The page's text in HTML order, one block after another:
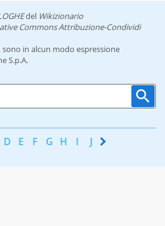
del Wikizionario
Commons Attribuzione-Condividi
in alcun modo espressione
S.p.A.
D E F G H I J K